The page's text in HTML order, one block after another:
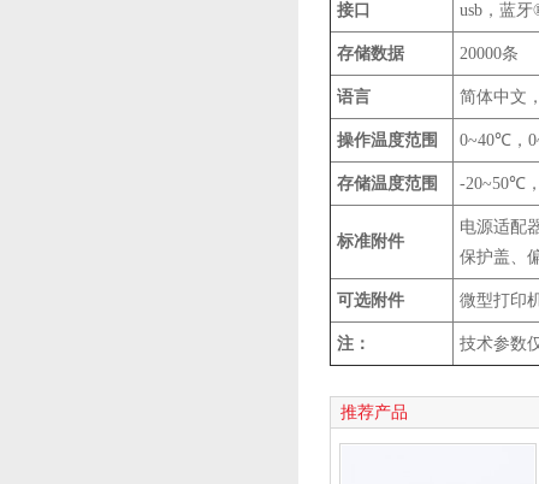
接口 usb，蓝
存储数据 20000条
语言 简体中文
操作温度范围 0~40℃，
存储温度范围 -20~50℃
标准附件
电源适配
保护盖、
可选附件 微型打印
注： 技术参数
推荐产品